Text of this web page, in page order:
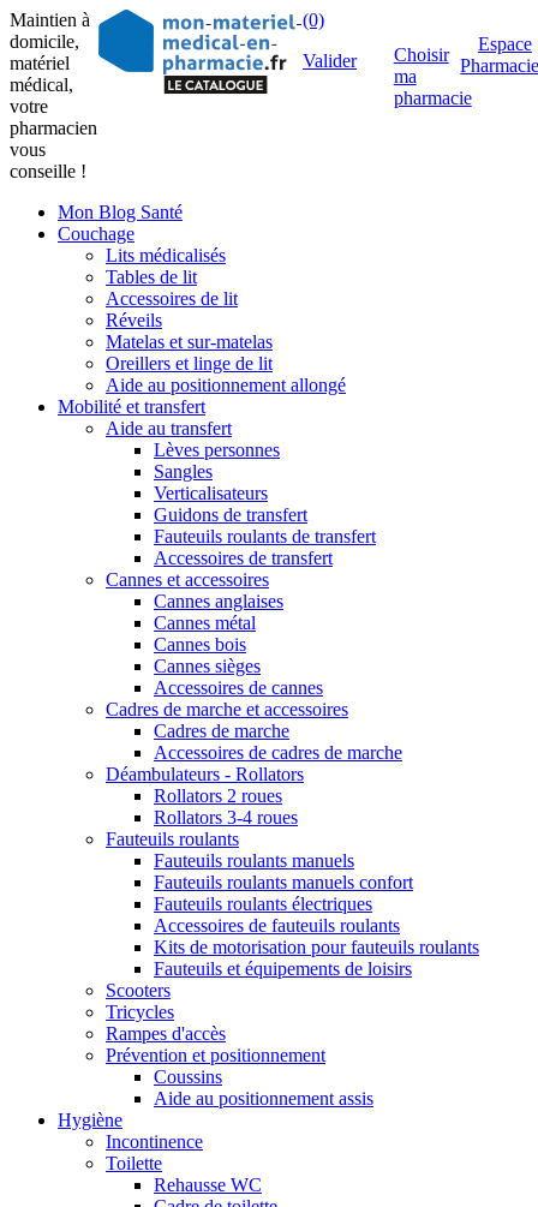
Maintien à
domicile,
matériel
médical,
votre
pharmacien
vous
conseille !
(0)
Valider
Choisir
ma
pharmacie
Espace
Mon Blog Santé
Couchage
Lits médicalisés
Tables de lit
Accessoires de lit
Réveils
Matelas et sur-matelas
Oreillers et linge de lit
Aide au positionnement allongé
Mobilité et transfert
Aide au transfert
Lèves personnes
Sangles
Verticalisateurs
Guidons de transfert
Fauteuils roulants de transfert
Accessoires de transfert
Cannes et accessoires
Cannes anglaises
Cannes métal
Cannes bois
Cannes sièges
Accessoires de cannes
Cadres de marche et accessoires
Cadres de marche
Accessoires de cadres de marche
Déambulateurs - Rollators
Rollators 2 roues
Rollators 3-4 roues
Fauteuils roulants
Fauteuils roulants manuels
Fauteuils roulants manuels confort
Fauteuils roulants électriques
Accessoires de fauteuils roulants
Kits de motorisation pour fauteuils roulants
Fauteuils et équipements de loisirs
Scooters
Tricycles
Rampes d'accès
Prévention et positionnement
Coussins
Aide au positionnement assis
Hygiène
Incontinence
Toilette
Rehausse WC